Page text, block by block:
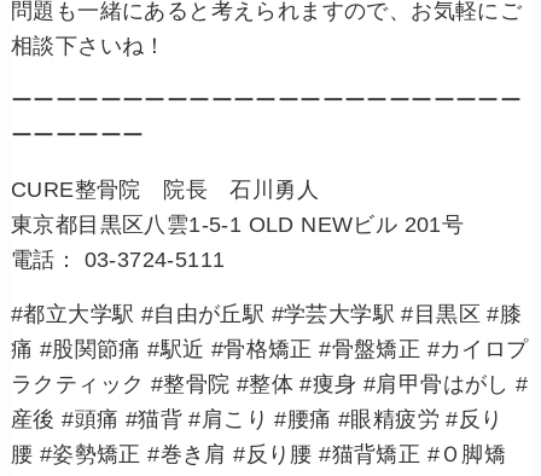
問題も一緒にあると考えられますので、お気軽にご
相談下さいね！
ーーーーーーーーーーーーーーーーーーーーーーー
ーーーーーー
CURE整骨院 院長 石川勇人
東京都目黒区八雲1-5-1 OLD NEWビル 201号
電話： 03-3724-5111
#都立大学駅 #自由が丘駅 #学芸大学駅 #目黒区 #膝
痛 #股関節痛 #駅近 #骨格矯正 #骨盤矯正 #カイロプ
ラクティック #整骨院 #整体 #痩身 #肩甲骨はがし #
産後 #頭痛 #猫背 #肩こり #腰痛 #眼精疲労 #反り
腰 #姿勢矯正 #巻き肩 #反り腰 #猫背矯正 #Ｏ脚矯